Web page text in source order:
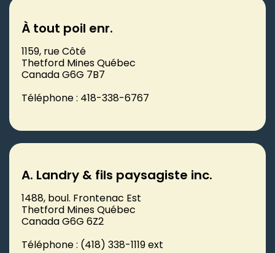
À tout poil enr.
1159, rue Côté
Thetford Mines Québec
Canada G6G 7B7
Téléphone : 418-338-6767
A. Landry & fils paysagiste inc.
1488, boul. Frontenac Est
Thetford Mines Québec
Canada G6G 6Z2
Téléphone : (418) 338-1119 ext